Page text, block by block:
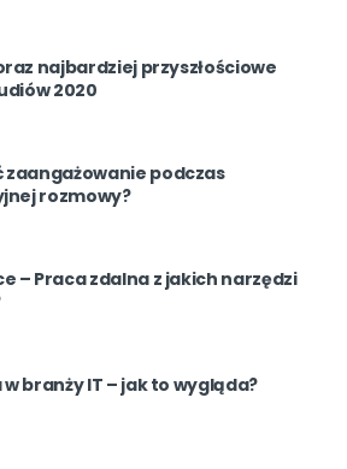
najbardziej przyszłościowe
2020
zaangażowanie podczas
rozmowy?
– Praca zdalna z jakich narzędzi
branży IT – jak to wygląda?